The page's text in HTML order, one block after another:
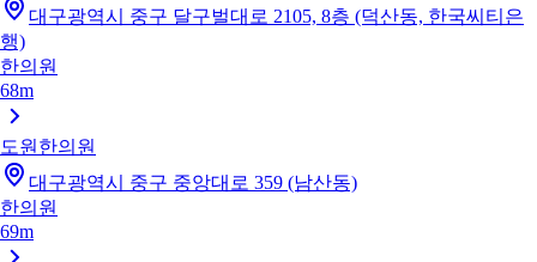
대구광역시 중구 달구벌대로 2105, 8층 (덕산동, 한국씨티은
행)
한의원
68m
도원한의원
대구광역시 중구 중앙대로 359 (남산동)
한의원
69m